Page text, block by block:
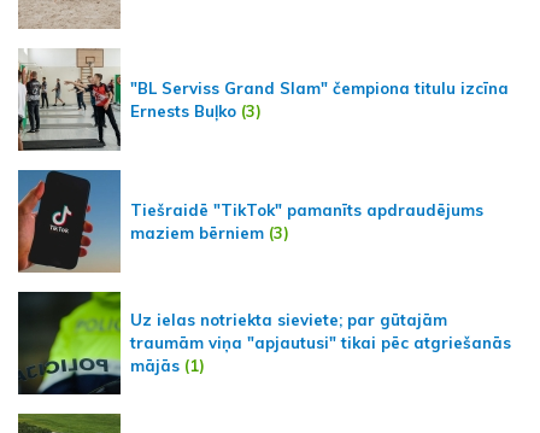
"BL Serviss Grand Slam" čempiona titulu izcīna
Ernests Buļko (3)
Tiešraidē "TikTok" pamanīts apdraudējums
maziem bērniem (3)
Uz ielas notriekta sieviete; par gūtajām
traumām viņa "apjautusi" tikai pēc atgriešanās
mājās (1)